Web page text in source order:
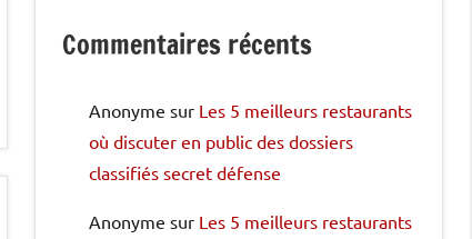
Commentaires récents
Anonyme sur Les 5 meilleurs restaurants
où discuter en public des dossiers
classifiés secret défense
Anonyme sur Les 5 meilleurs restaurants